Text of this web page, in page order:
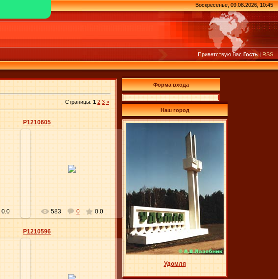
Воскресенье, 09.08.2026, 10:45
Приветствую Вас Гость|RSS
Страницы: 1 2 3 »
0.0
P1210605
583 0 0.0
P1210596
Форма входа
Наш город
Удомля